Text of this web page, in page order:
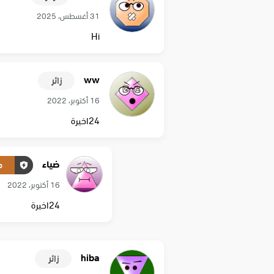
31 أغسطس، 2025
Hi
ww زائر
16 أكتوبر، 2022
24اخيرة
ضياء
16 أكتوبر، 2022
24اخيرة
hiba زائر